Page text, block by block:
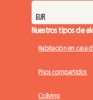
Nuestros tipos de
Habitación en casa
Pisos compartidos
Coliving